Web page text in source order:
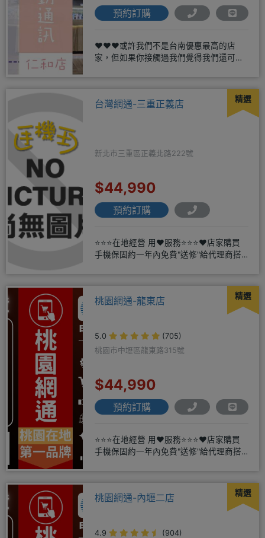
預約訂購
❤️❤️❤️或許我們不是台南優惠最高的店
家，但如果你接觸過我們覺得我們還可
精選
台灣網通-三重正義店
新北市三重區正義北路222號
$44,990
預約訂購
⭐⭐⭐在地經營 用❤️服務⭐⭐⭐❤️店家購買
手機保固約一年內免費"送修"給代理商搭
精選
桃園網通-龍東店
5.0
(705)
桃園市中壢區龍東路315號
$44,990
預約訂購
⭐⭐⭐在地經營 用❤️服務⭐⭐⭐❤️店家購買
手機保固約一年內免費"送修"給代理商搭
精選
桃園網通-內壢二店
4.9 (904)